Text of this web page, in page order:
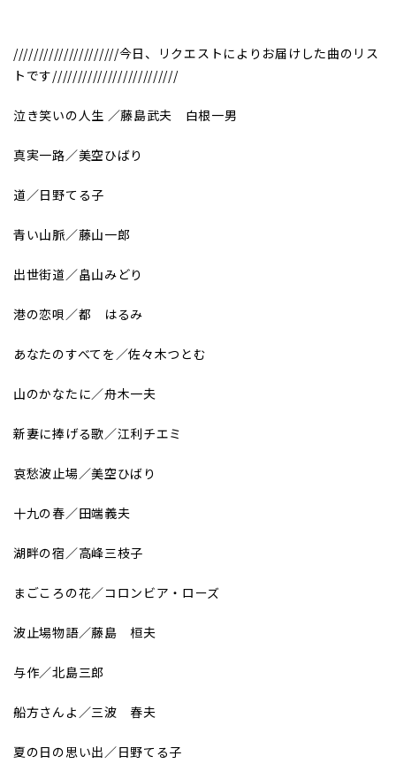
/////////////////////今日、リクエストによりお届けした曲のリス
トです/////////////////////////
泣き笑いの人生 ／藤島武夫 白根一男
真実一路／美空ひばり
道／日野てる子
青い山脈／藤山一郎
出世街道／畠山みどり
港の恋唄／都 はるみ
あなたのすべてを／佐々木つとむ
山のかなたに／舟木一夫
新妻に捧げる歌／江利チエミ
哀愁波止場／美空ひばり
十九の春／田端義夫
湖畔の宿／高峰三枝子
まごころの花／コロンビア・ローズ
波止場物語／藤島 桓夫
与作／北島三郎
船方さんよ／三波 春夫
夏の日の思い出／日野てる子